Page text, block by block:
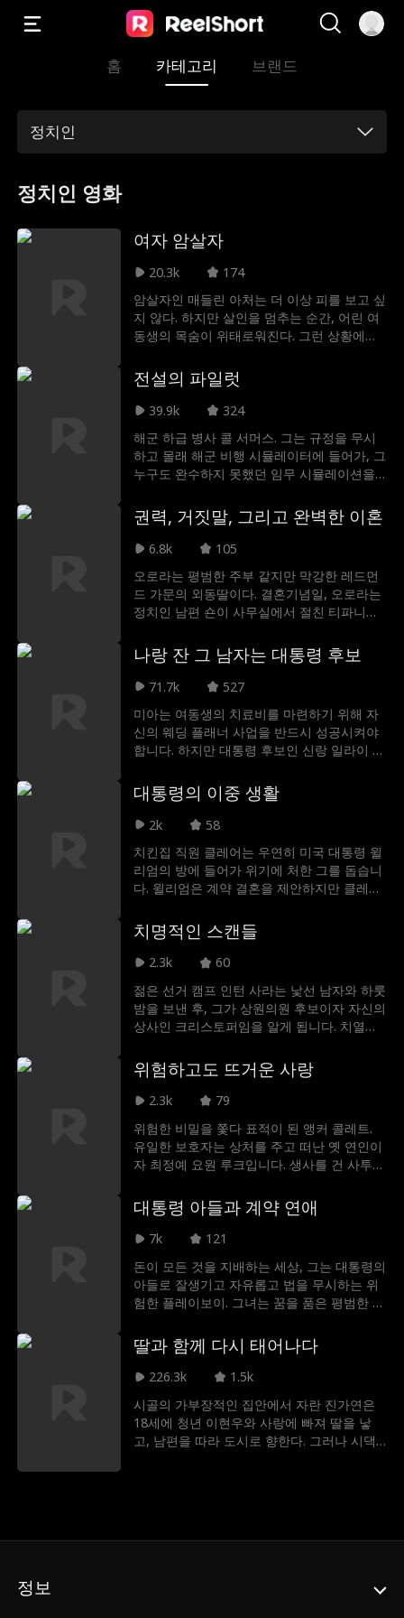
홈 카테고리 브랜드
정치인
정치인 영화
여자 암살자
20.3k
174
암살자인 매들린 아처는 더 이상 피를 보고 싶
지 않다. 하지만 살인을 멈추는 순간, 어린 여
동생의 목숨이 위태로워진다. 그런 상황에서
맡게 된다. 문제는 두 가지다. 하나는 그가 현
직 검사장이라는 사실이고, 또 하나는 그가 그
녀가 처음이자 유일하게 사랑했던 남자라는
싶어 한다.
전설의 파일럿
39.9k
324
해군 하급 병사 콜 서머스. 그는 규정을 무시
하고 몰래 해군 비행 시뮬레이터에 들어가, 그
누구도 완수하지 못했던 임무 시뮬레이션을
격한 해군은 콜이야말로 제3차 세계대전을 막
을 유일한 희망임을 직감한다. 하지만 그가 세
계를 구하기에 앞서, 먼저 부딪혀야 할 거대한
크 거물들, 심지어 그의 발목을 잡는 불명예스
러운 가문의 과거까지. 세계의 운명을 짊어진
병사, 콜 서머스. 그는 이 모든 거대한 난관을
권력, 거짓말, 그리고 완벽한 이혼
6.8k
105
오로라는 평범한 주부 같지만 막강한 레드먼
드 가문의 외동딸이다. 결혼기념일, 오로라는
정치인 남편 숀이 사무실에서 절친 티파니와
람 때문에 죽은 딸이 이식 수술을 받지 못했다
는 진실을 알고 분노한다. 가문에 연락해 숀을
떠나기로 한 오로라는 그가 모르게 이혼 합의
어가는 동안 오로라는 굴욕을 견디며 사이다
복수를 계획한다. 결국 선거 유세장에서 지지
자들과 대중에게 숀의 본모습을 폭로한 오로
앗고자 주지사 선거 맞대결 출마를 결심한다.
나랑 잔 그 남자는 대통령 후보
71.7k
527
미아는 여동생의 치료비를 마련하기 위해 자
신의 웨딩 플래너 사업을 반드시 성공시켜야
합니다. 하지만 대통령 후보인 신랑 일라이 손
지지 않도록 부케와 감정을 함께 관리해야 하
는 상황에 놓입니다.
대통령의 이중 생활
2k
58
치킨집 직원 클레어는 우연히 미국 대통령 윌
리엄의 방에 들어가 위기에 처한 그를 돕습니
다. 윌리엄은 계약 결혼을 제안하지만 클레어
게 납치된 그녀를 구하려 윌리엄이 특수부대
와 함께 나타나며 마침내 진실이 밝혀집니다!
치명적인 스캔들
2.3k
60
젊은 선거 캠프 인턴 사라는 낯선 남자와 하룻
밤을 보낸 후, 그가 상원의원 후보이자 자신의
상사인 크리스토퍼임을 알게 됩니다. 치열한
캔들이기에 사라는 정체를 숨깁니다. 과연 크
리스토퍼가 사랑한 건 그녀일까요, 아니면 그
녀의 거짓 모습일까요? 두 사람의 사랑은 서
고 정계 최고의 커플로 거듭날까요?
위험하고도 뜨거운 사랑
2.3k
79
위험한 비밀을 쫓다 표적이 된 앵커 콜레트.
유일한 보호자는 상처를 주고 떠난 옛 연인이
자 최정예 요원 루크입니다. 생사를 건 사투
구일까요, 치명적인 위기일까요?
대통령 아들과 계약 연애
7k
121
돈이 모든 것을 지배하는 세상, 그는 대통령의
아들로 잘생기고 자유롭고 법을 무시하는 위
험한 플레이보이. 그녀는 꿈을 품은 평범한 청
자. 우연히 나눈 한순간의 키스가 미디어를 떠
들썩하게 만들고 두 사람은 갑자기 가짜 연애
를 해야 하는 처지가 된다. 그는 무너진 이미
이 필요하다. 거짓으로 시작된 사랑은 점점 진
심을 담기 시작하고 감춰둔 비밀과 밤마다 쌓
여가는 설렘 속에서 두 사람은 결국 진짜 사랑
딸과 함께 다시 태어나다
226.3k
1.5k
시골의 가부장적인 집안에서 자란 진가연은
18세에 청년 이현우와 사랑에 빠져 딸을 낳
고, 남편을 따라 도시로 향한다. 그러나 시댁
정보